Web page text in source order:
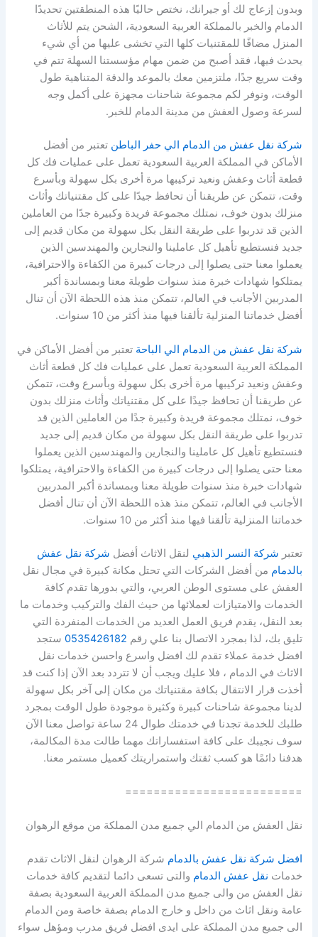
وبدون إزعاج لك أو جيرانك، نختص حاليًا هذه المنطقتين تحديدًا
الدمام والخبر بالمملكة العربية السعودية، الشحن يتم للأثاث
المنزل مضافًا للمقتنيات كلها التي تخشى عليها من أي شيء
يحدث فيها، فقد أصبح من ضمن مهام مؤسستنا السهلة تتم في
وقت سريع جدًا، ملتزمين معك بالموعد والدقة المتناهية طول
الوقت، ونوفر لكم مجموعة شاحنات مجهزة على أكمل وجه
لسرعة وصول العفش من مدينة الدمام للخبر.
شركة نقل عفش من الدمام الي حفر الباطن تعتبر من أفضل
الأماكن في المملكة العربية السعودية تعمل على عمليات فك كل
قطعة أثاث وعفش ونعيد تركيبها مرة أخرى بكل سهولة وبأسرع
وقت، تتمكن عن طريقنا أن تحافظ جيدًا على كل مقتنياتك وأثاث
منزلك بدون خوف، نمتلك مجموعة فريدة وكبيرة جدًا من العاملين
الذين قد تدربوا على طريقة النقل بكل سهولة من مكان قديم إلى
جديد فنستطيع تأهيل كل عاملينا والنجارين والمهندسين الذين
يعملوا معنا حتى يصلوا إلى درجات كبيرة من الكفاءة والاحترافية،
يمتلكوا شهادات خبرة منذ سنوات طويلة معنا وبمساندة أكبر
المدربين الأجانب في العالم، تتمكن منذ هذه اللحظة الآن أن تنال
أفضل خدماتنا المنزلية تألقنا فيها منذ أكثر من 10 سنوات.
شركة نقل عفش من الدمام الي الباحة تعتبر من أفضل الأماكن في
المملكة العربية السعودية تعمل على عمليات فك كل قطعة أثاث
وعفش ونعيد تركيبها مرة أخرى بكل سهولة وبأسرع وقت، تتمكن
عن طريقنا أن تحافظ جيدًا على كل مقتنياتك وأثاث منزلك بدون
خوف، نمتلك مجموعة فريدة وكبيرة جدًا من العاملين الذين قد
تدربوا على طريقة النقل بكل سهولة من مكان قديم إلى جديد
فنستطيع تأهيل كل عاملينا والنجارين والمهندسين الذين يعملوا
معنا حتى يصلوا إلى درجات كبيرة من الكفاءة والاحترافية، يمتلكوا
شهادات خبرة منذ سنوات طويلة معنا وبمساندة أكبر المدربين
الأجانب في العالم، تتمكن منذ هذه اللحظة الآن أن تنال أفضل
خدماتنا المنزلية تألقنا فيها منذ أكثر من 10 سنوات.
تعتبر شركة النسر الذهبي لنقل الاثاث أفضل شركة نقل عفش
بالدمام من أفضل الشركات التي تحتل مكانة كبيرة في مجال نقل
العفش على مستوى الوطن العربي، والتي بدورها تقدم كافة
الخدمات والامتيازات لعملائها من حيث الفك والتركيب وخدمات ما
بعد النقل، يقدم فريق العمل العديد من الخدمات المنفردة التي
تليق بك، لذا بمجرد الاتصال بنا علي رقم 0535426182 ستجد
افضل خدمة عملاء تقدم لك افضل واسرع واحسن خدمات نقل
الاثاث في الدمام ، فلا عليك ويجب أن لا تتردد بعد الآن إذا كنت قد
أخذت قرار الانتقال بكافة مقتنياتك من مكان إلى آخر بكل سهولة
لدينا مجموعة شاحنات كبيرة وكثيرة موجودة طول الوقت بمجرد
طلبك للخدمة تجدنا في خدمتك طوال 24 ساعة تواصل معنا الآن
سوف نجيبك على كافة استفساراتك مهما طالت مدة المكالمة،
هدفنا دائمًا هو كسب ثقتك واستمراريتك كعميل مستمر معنا.
=========================
نقل العفش من الدمام الي جميع مدن المملكة من موقع الرهوان
افضل شركة نقل عفش بالدمام شركة الرهوان لنقل الاثاث تقدم
خدمات نقل عفش الدمام والتى تسعى دائما لتقديم كافة خدمات
نقل العفش من والى جميع مدن المملكة العربية السعودية بصفة
عامة ونقل اثاث من داخل و خارج الدمام بصفة خاصة ومن الدمام
الى جميع مدن المملكة على ايدى افضل فريق مدرب ومؤهل سواء